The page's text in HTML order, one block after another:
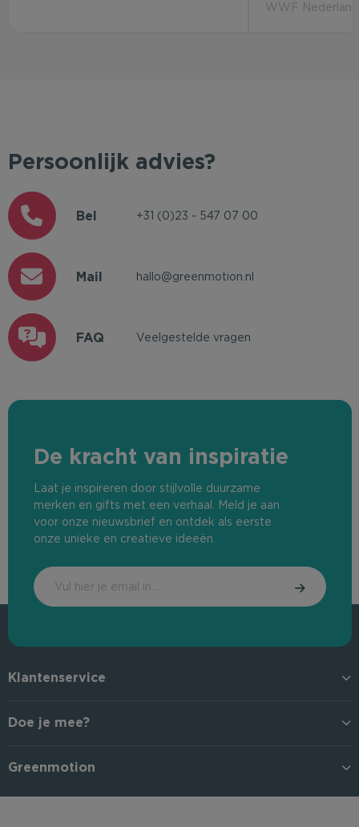
WWF
Persoonlijk advies?
Bel +31 (0)23 - 547 07 00
Mail hallo@greenmotion.nl
FAQ Veelgestelde vragen
De kracht van inspiratie
Laat je inspireren door stijlvolle duurzame
merken en gifts met een verhaal. Meld je aan
voor onze nieuwsbrief en ontdek als eerste
onze unieke en creatieve ideeën.
Klantenservice
Doe je mee?
Greenmotion